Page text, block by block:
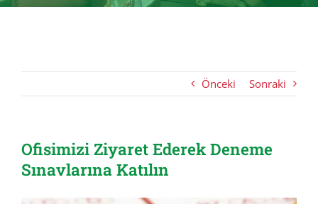
Önceki Sonraki
Ofisimizi Ziyaret Ederek Deneme
Sınavlarına Katılın